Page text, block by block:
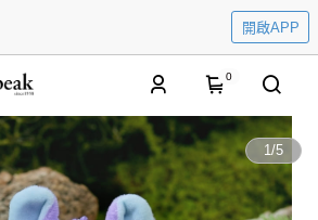
開啟APP
0
1/5